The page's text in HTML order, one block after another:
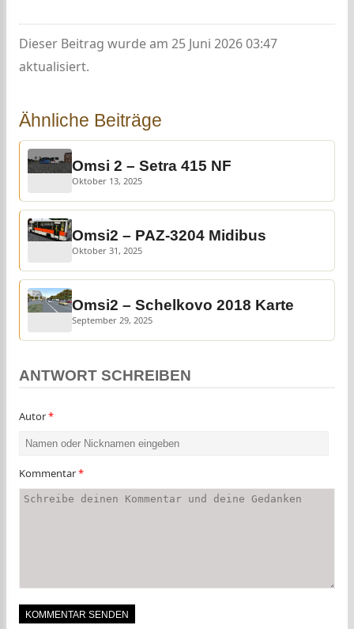
Dieser Beitrag wurde am 25 Juni 2026 03:47
aktualisiert.
Ähnliche Beiträge
Omsi 2 – Setra 415 NF
Oktober 13, 2025
Omsi2 – PAZ-3204 Midibus
Oktober 31, 2025
Omsi2 – Schelkovo 2018 Karte
September 29, 2025
ANTWORT SCHREIBEN
Autor*
Kommentar*